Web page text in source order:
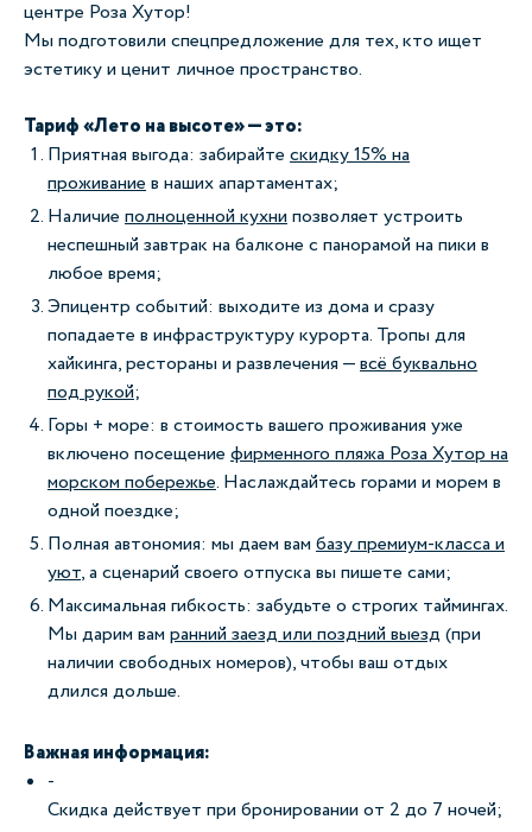
центре Роза Хутор!
Мы подготовили спецпредложение для тех, кто ищет
эстетику и ценит личное пространство.
Тариф «Лето на высоте» — это:
Приятная выгода: забирайте скидку 15% на
проживаниев наших апартаментах;
Наличие полноценной кухнипозволяет устроить
неспешный завтрак на балконе с панорамой на пики в
любое время;
Эпицентр событий: выходите из дома и сразу
попадаете в инфраструктуру курорта. Тропы для
хайкинга, рестораны и развлечения —всё буквально
под рукой;
Горы + море: в стоимость вашего проживания уже
включено посещение фирменного пляжа Роза Хутор на
морском побережье. Наслаждайтесь горами и морем в
одной поездке;
Полная автономия: мы даем вам базу премиум-класса и
уют, а сценарий своего отпуска вы пишете сами;
Максимальная гибкость: забудьте о строгих таймингах.
Мы дарим вам ранний заезд или поздний выезд (при
наличии свободных номеров), чтобы ваш отдых
длился дольше.
Важная информация:
Скидка действует при бронировании от 2 до 7 ночей;